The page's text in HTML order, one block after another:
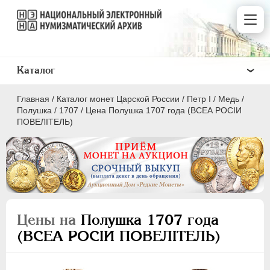
Главная / Каталог монет Царской России / Пeтр I / Медь /
Полушка / 1707 / Цена Полушка 1707 года (ВСЕА РОСIИ
ПОВЕЛIТЕЛЬ)
Цены на Полушка 1707 года
(ВСЕА РОСIИ ПОВЕЛIТЕЛЬ)
Каталог
ПEТР I 1699 - 1725
Серебро
Медь